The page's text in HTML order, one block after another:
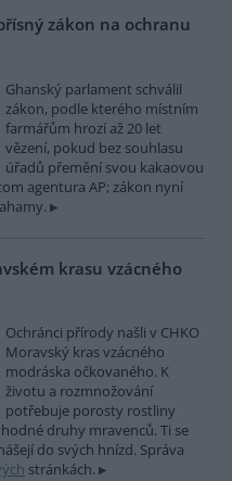
zákon na ochranu
Ghanský parlament schválil
zákon, podle kterého místním
farmářům hrozí až 20 let
vězení, pokud bez souhlasu
úřadů přemění svou kakaovou
agentura AP; zákon nyní
krasu vzácného
Ochránci přírody našli v CHKO
Moravský kras vzácného
modráska očkovaného. K
životu a rozmnožování
potřebuje porosty rostliny
druhy mravenců. Ti se
do svých hnízd. Správa
stránkách.